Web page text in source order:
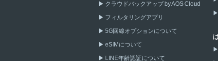
クラウドバックアップ by AOS Cloud
フィルタリングアプリ
5G回線オプションについて
eSIMについて
LINE年齢認証について